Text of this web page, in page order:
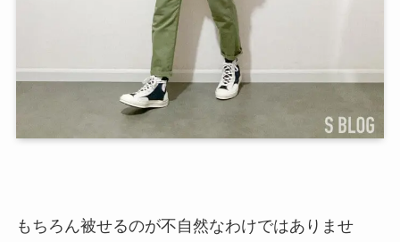
もちろん被せるのが不自然なわけではありませ